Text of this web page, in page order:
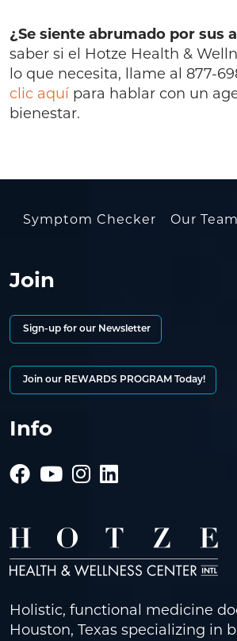
¿Se siente abrumado por sus
saber si el Hotze Health &
lo que necesita, llame al 877-
clic aquí para hablar con un
bienestar.
Symptom Checker Our Team
Join
Sign-up for our Newsletter
Join our REWARDS PROGRAM Today!
Info
Holistic, functional medicine
Houston, Texas specializing in